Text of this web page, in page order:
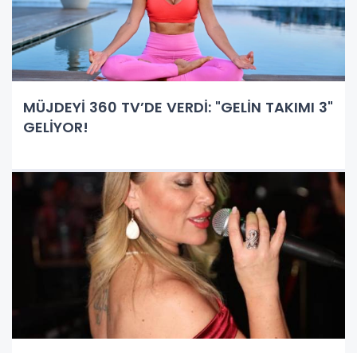
MÜJDEYİ 360 TV’DE VERDİ: "GELİN TAKIMI 3"
GELİYOR!